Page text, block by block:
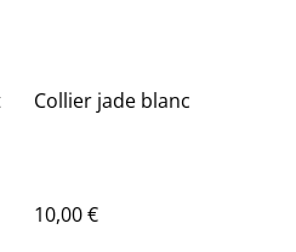
Collier jade blanc
10,00 €